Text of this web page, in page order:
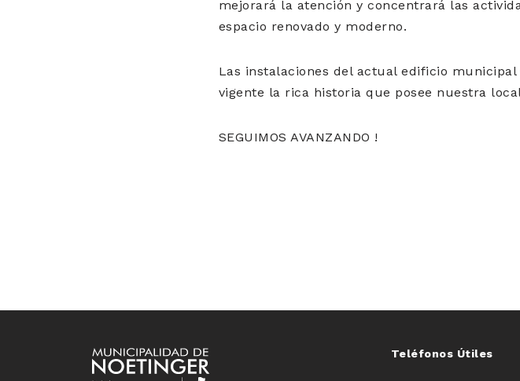
mejorará la atención y concentrará las
espacio renovado y moderno.
Las instalaciones del actual edificio
vigente la rica historia que posee nuestra
SEGUIMOS AVANZANDO !
Teléfonos Útiles